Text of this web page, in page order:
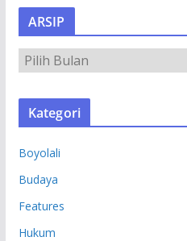
ARSIP
R
S
Kategori
Boyolali
Budaya
Features
Hukum